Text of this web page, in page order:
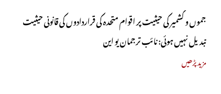
جموں و کشمیر کی حیثیت پر اقوام متحدہ کی قراردادوں کی قانونی حیثیت
تبدیل نہیں ہوئی: نائب ترجمان یو این
مزید پڑھیں